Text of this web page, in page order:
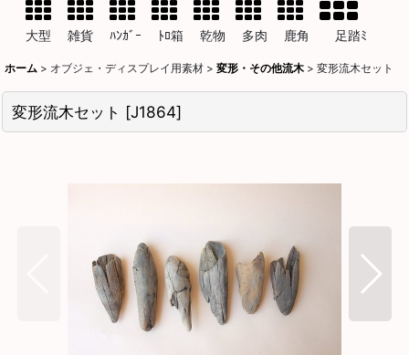
大型 雑貨 ﾊﾝｶﾞｰ ﾄﾛ箱 乾物 多肉 鹿角 足踏ﾐ
ホーム > オブジェ・ディスプレイ用素材 > 変形・その他流木 > 変形流木セット
変形流木セット [J1864]